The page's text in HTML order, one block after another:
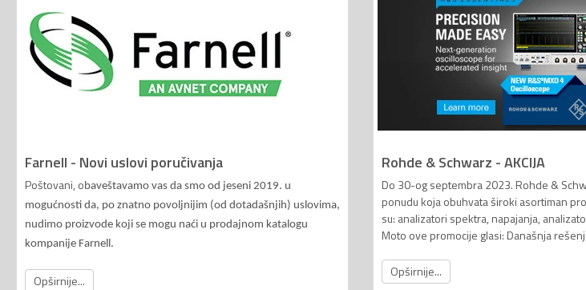
Farnell - Novi uslovi poručivanja
Poštovani, o baveštavamo vas da smo od jeseni 2019. u
mogućnosti da, po znatno povoljnijim (od dotadašnjih) uslovima,
nudimo proizvode koji se mogu naći u prodajnom katalogu
kompanije Farnell.
Opširnije...
Rohde & Schwarz - AKCIJA
Do 30-og septembra 2023. Rohde &
ponudu koja obuhvata široki asortiman
su: analizatori spektra, napajanja,
Moto ove promocije glasi: Današnja
Opširnije...